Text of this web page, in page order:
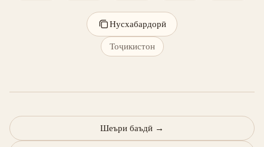
Нусхабардорӣ
Тоҷикистон
Шеъри баъдӣ →